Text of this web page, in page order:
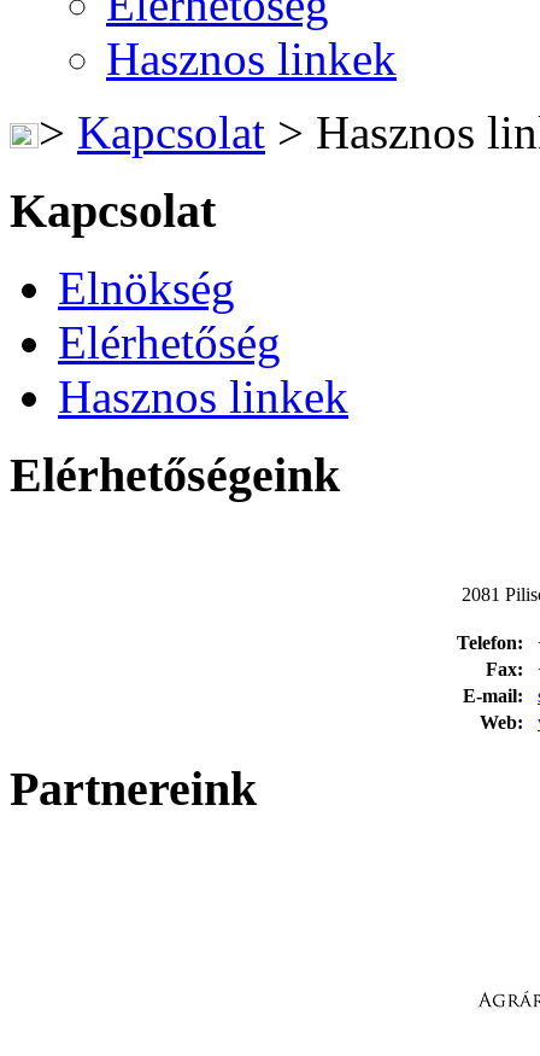
Hasznos linkek
> Kapcsolat > Hasznos
Kapcsolat
Elnökség
Elérhetőség
Hasznos linkek
Elérhetőségeink
2081
Telefon:
Fax:
E-mail:
Web:
Partnereink